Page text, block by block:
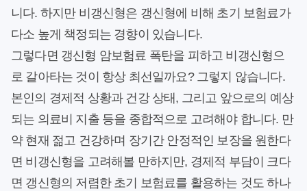
니다. 하지만 비갱신형은 갱신형에 비해 초기 보험료가
다소 높게 책정되는 경향이 있습니다.
그렇다면 갱신형 암보험료 폭탄을 피하고 비갱신형으
로 갈아타는 것이 항상 최선일까요? 그렇지 않습니다.
본인의 경제적 상황과 건강 상태, 그리고 앞으로의 예상
되는 의료비 지출 등을 종합적으로 고려해야 합니다. 만
약 현재 젊고 건강하며 장기간 안정적인 보장을 원한다
면 비갱신형을 고려해볼 만하지만, 경제적 부담이 크다
면 갱신형의 저렴한 초기 보험료를 활용하는 것도 하나